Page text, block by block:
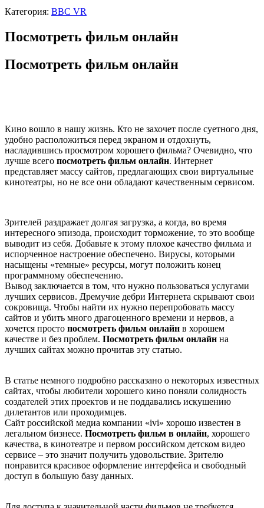
Категория: BBC VR
Посмотреть фильм онлайн
Посмотреть фильм онлайн
Кино вошло в нашу жизнь. Кто не захочет после суетного дня,
удобно расположиться перед экраном и отдохнуть,
насладившись просмотром хорошего фильма? Очевидно, что
лучше всего посмотреть фильм онлайн. Интернет
представляет массу сайтов, предлагающих свои виртуальные
кинотеатры, но не все они обладают качественным сервисом.
Зрителей раздражает долгая загрузка, а когда, во время
интересного эпизода, происходит торможение, то это вообще
выводит из себя. Добавьте к этому плохое качество фильма и
испорченное настроение обеспечено. Вирусы, которыми
насыщены «темные» ресурсы, могут положить конец
программному обеспечению.
Вывод заключается в том, что нужно пользоваться услугами
лучших сервисов. Дремучие дебри Интернета скрывают свои
сокровища. Чтобы найти их нужно перепробовать массу
сайтов и убить много драгоценного времени и нервов, а
хочется просто посмотреть фильм онлайн в хорошем
качестве и без проблем. Посмотреть фильм онлайн на
лучших сайтах можно прочитав эту статью.
В статье немного подробно рассказано о некоторых известных
сайтах, чтобы любители хорошего кино поняли солидность
создателей этих проектов и не поддавались искушению
дилетантов или проходимцев.
Сайт российской медиа компании «ivi» хорошо известен в
легальном бизнесе. Посмотреть фильм в онлайн, хорошего
качества, в кинотеатре и первом российском детском видео
сервисе – это значит получить удовольствие. Зрителю
понравится красивое оформление интерфейса и свободный
доступ в большую базу данных.